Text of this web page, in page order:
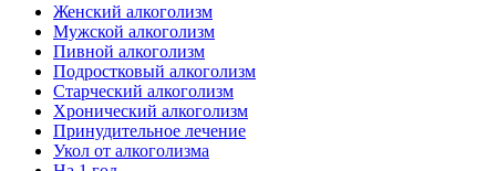
Женский алкоголизм
Мужской алкоголизм
Пивной алкоголизм
Подростковый алкоголизм
Старческий алкоголизм
Хронический алкоголизм
Принудительное лечение
Укол от алкоголизма